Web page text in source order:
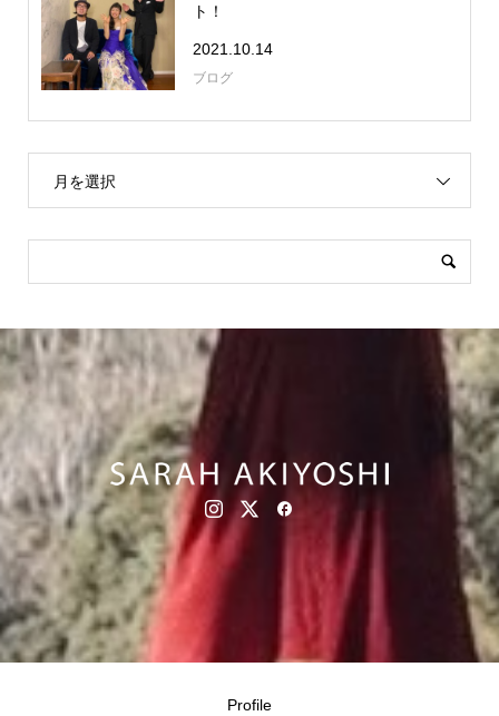
ト！
2021.10.14
ブログ
月を選択
Profile